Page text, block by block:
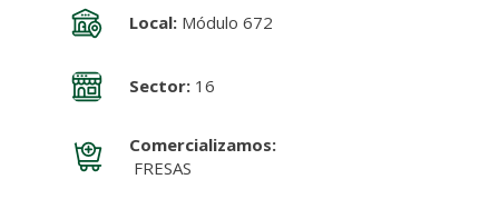
Local:Módulo 672
Sector:16
Comercializamos:
FRESAS